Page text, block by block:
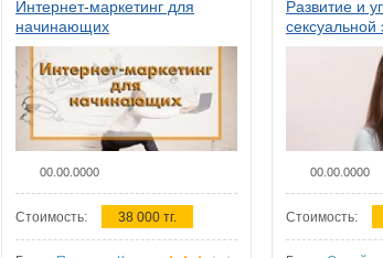
Интернет-маркетинг для
начинающих
00.00.0000
Стоимость: 38 000 тг.
Развитие и
сексуальной
женщин
00.00.0000
Стоимость: